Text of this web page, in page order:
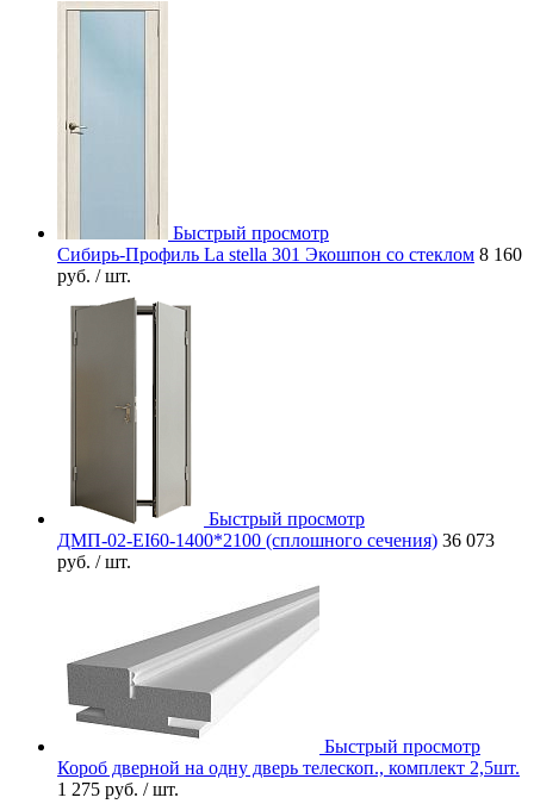
Быстрый просмотр
Сибирь-Профиль La stella 301 Экошпон со стеклом 8 160
руб. / шт.
Быстрый просмотр
ДМП-02-EI60-1400*2100 (сплошного сечения) 36 073
руб. / шт.
Быстрый просмотр
Короб дверной на одну дверь телескоп., комплект 2,5шт.
1 275 руб. / шт.